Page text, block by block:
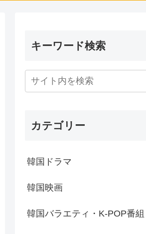
キーワード検索
カテゴリー
韓国ドラマ
韓国映画
韓国バラエティ・K-POP番組